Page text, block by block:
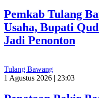
Pemkab Tulang
Usaha, Bupati
Jadi Penonton
Tulang Bawang
1 Agustus 2026 | 23:03